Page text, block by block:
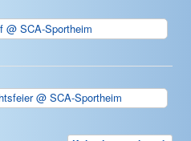
@ SCA-Sportheim
@ SCA-Sportheim